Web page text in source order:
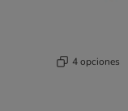
4 opciones